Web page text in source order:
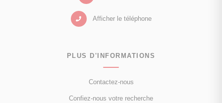
Afficher le téléphone
PLUS D'INFORMATIONS
Contactez-nous
Confiez-nous votre recherche